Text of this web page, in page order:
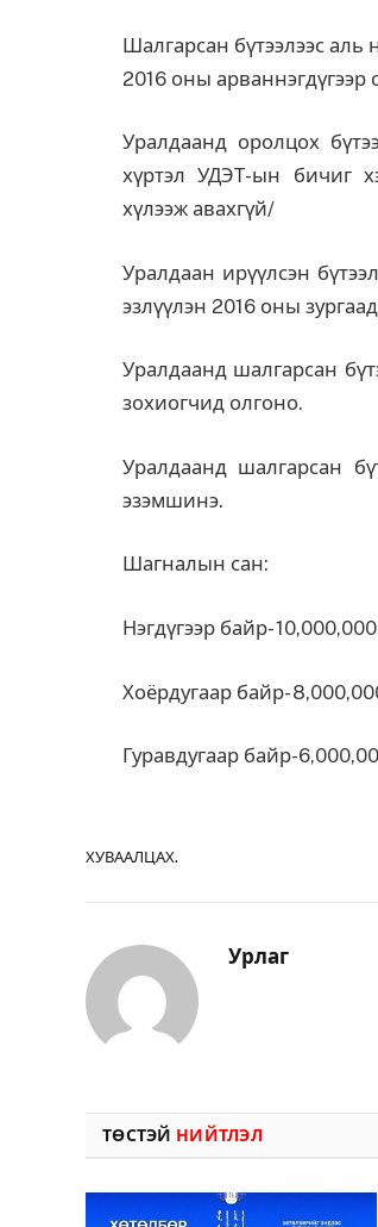
Шалгарсан бүтээлээс
2016 оны
Уралдаанд оролцох
хүртэл УДЭТ-ын бичиг
хүлээж авахгүй/
Уралдаан ирүүлсэн
эзлүүлэн 2016 оны
Уралдаанд шалгарсан
зохиогчид олгоно.
Уралдаанд шалгарсан
эзэмшинэ.
Шагналын сан:
Нэгдүгээр байр-
Хоёрдугаар байр-
Гуравдугаар байр-
ХУВААЛЦАХ.
Урлаг
ТӨСТЭЙ НИЙТЛЭЛ